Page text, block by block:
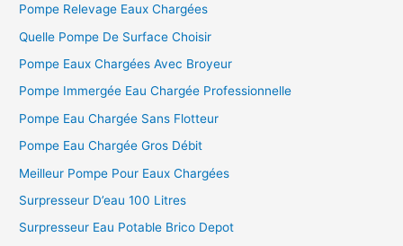
Pompe Relevage Eaux Chargées
Quelle Pompe De Surface Choisir
Pompe Eaux Chargées Avec Broyeur
Pompe Immergée Eau Chargée Professionnelle
Pompe Eau Chargée Sans Flotteur
Pompe Eau Chargée Gros Débit
Meilleur Pompe Pour Eaux Chargées
Surpresseur D’eau 100 Litres
Surpresseur Eau Potable Brico Depot